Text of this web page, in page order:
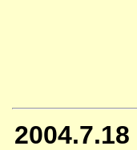
2004.7.18